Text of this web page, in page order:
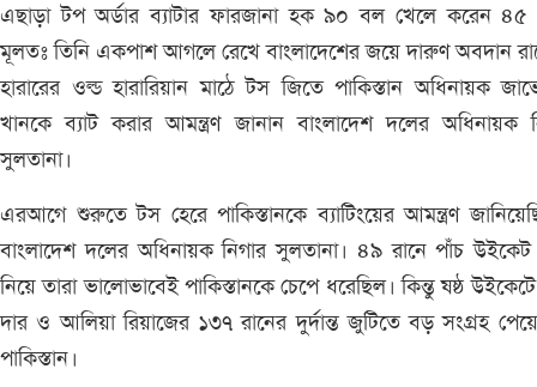
এছাড়া টপ অর্ডার ব্যাটার ফারজানা হক ৯০ বল খেলে করেন ৪৫
মূলতঃ তিনি একপাশ আগলে রেখে বাংলাদেশের জয়ে দারুণ অবদান
হারারের ওল্ড হারারিয়ান মাঠে টস জিতে পাকিস্তান অধিনায়ক
খানকে ব্যাট করার আমন্ত্রণ জানান বাংলাদেশ দলের অধিনায়ক
সুলতানা।
এরআগে শুরুতে টস হেরে পাকিস্তানকে ব্যাটিংয়ের আমন্ত্রণ
বাংলাদেশ দলের অধিনায়ক নিগার সুলতানা। ৪৯ রানে পাঁচ
নিয়ে তারা ভালোভাবেই পাকিস্তানকে চেপে ধরেছিল। কিন্তু ষষ্ঠ
দার ও আলিয়া রিয়াজের ১৩৭ রানের দুর্দান্ত জুটিতে বড় সংগ্রহ
পাকিস্তান।